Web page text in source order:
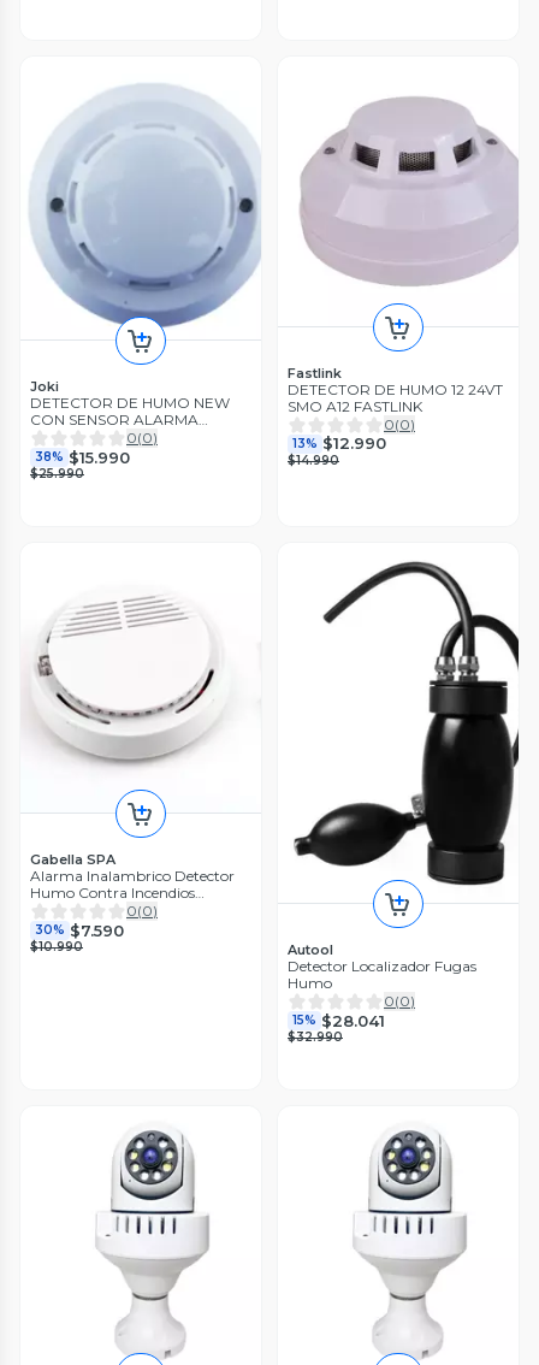
Joki
DETECTOR DE HUMO NEW
CON SENSOR ALARMA
INCENDIO A PILA NO
INCLUIDA
0(0)
38% $15.990
$25.990
Fastlink
DETECTOR DE HUMO 12 24VT
SMO A12 FASTLINK
0(0)
13% $12.990
$14.990
Gabella SPA
Alarma Inalambrico Detector
Humo Contra Incendios
Seguridad
0(0)
30% $7.590
$10.990 Autool
Detector Localizador Fugas
Humo
0(0)
15% $28.041
$32.990